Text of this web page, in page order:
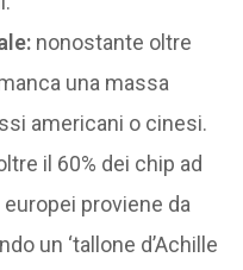
nonostante oltre
una massa
americani o cinesi.
il 60% dei chip ad
proviene da
un ‘tallone d’Achille